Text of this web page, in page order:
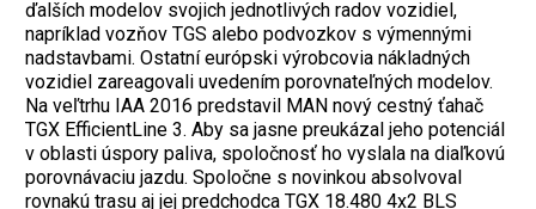
ďalších modelov svojich jednotlivých radov vozidiel,
napríklad vozňov TGS alebo podvozkov s výmennými
nadstavbami. Ostatní európski výrobcovia nákladných
vozidiel zareagovali uvedením porovnateľných modelov.
Na veľtrhu IAA 2016 predstavil MAN nový cestný ťahač
TGX EfficientLine 3. Aby sa jasne preukázal jeho potenciál
v oblasti úspory paliva, spoločnosť ho vyslala na diaľkovú
porovnávaciu jazdu. Spoločne s novinkou absolvoval
rovnakú trasu aj jej predchodca TGX 18.480 4x2 BLS